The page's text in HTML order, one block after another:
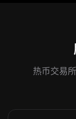
热币交易